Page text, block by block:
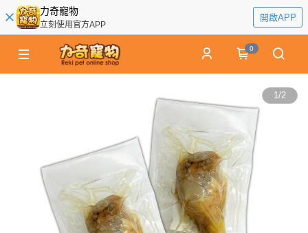
力奇寵物
立刻使用官方APP
開啟APP
0
1/2